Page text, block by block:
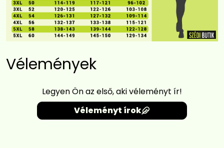
Vélemények
Legyen Ön az első, aki véleményt ír!
Véleményt írok